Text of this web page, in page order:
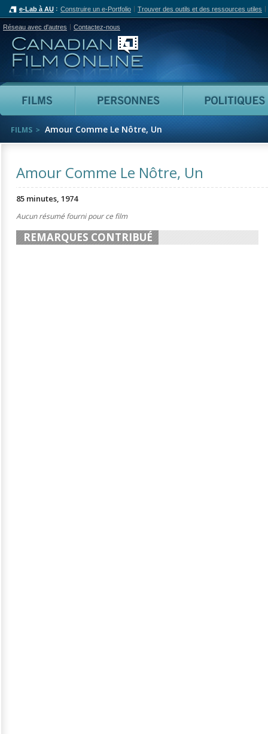
e-Lab à AU Construire un e-Portfolio Trouver des outils et des ressources utiles
Réseau avec d'autres Contactez-nous
Canadian Film Online
Films Personnes
FILMS Amour Comme Le Nôtre, Un
Amour Comme Le Nôtre, Un
85 minutes, 1974
Aucun résumé fourni pour ce film
REMARQUES CONTRIBUÉ